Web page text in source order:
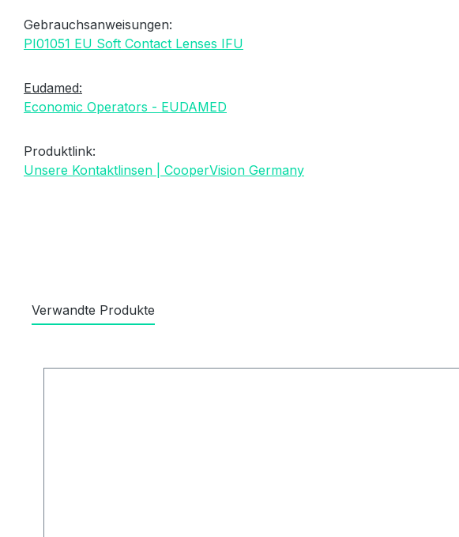
Gebrauchsanweisungen:
PI01051 EU Soft Contact Lenses IFU
Eudamed:
Economic Operators - EUDAMED
Produktlink:
Unsere Kontaktlinsen | CooperVision Germany
Verwandte Produkte